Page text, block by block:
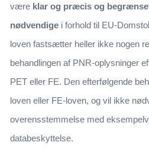
være klar og præcis og
nødvendige i forhold til EU-
loven fastsætter heller ikke nogen
behandlingen af PNR-oplysninger
PET eller FE. Den efterfølgende
loven eller FE-loven, og vil ikke
overensstemmelse med
databeskyttelse.